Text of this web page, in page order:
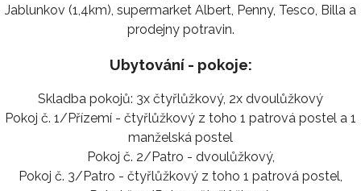
Jablunkov (1,4km), supermarket Albert, Penny, Tesco, Billa a
prodejny potravin.
Ubytování - pokoje:
Skladba pokojů: 3x čtyřlůžkový, 2x dvoulůžkový
Pokoj č. 1/Přízemí - čtyřlůžkový z toho 1 patrová postel a 1
manželská postel
Pokoj č. 2/Patro - dvoulůžkový,
Pokoj č. 3/Patro - čtyřlůžkový z toho 1 patrová postel,